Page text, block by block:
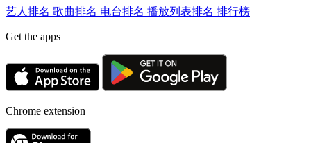
艺人排名 歌曲排名 电台排名 播放列表排名 排行榜
Get the apps
Chrome extension